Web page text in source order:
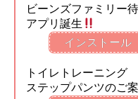
ビーンズファミリー
アプリ誕生
インストール
トイレトレーニング
ステップパンツのご